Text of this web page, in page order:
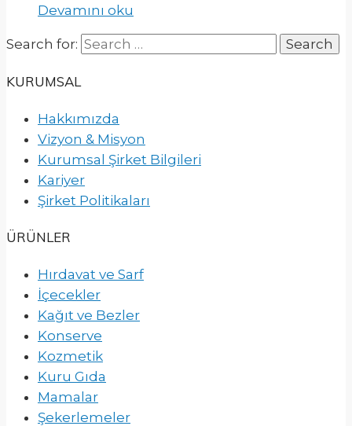
Devamını oku
Search for:
KURUMSAL
Hakkımızda
Vizyon & Misyon
Kurumsal Şirket Bilgileri
Kariyer
Şirket Politikaları
ÜRÜNLER
Hırdavat ve Sarf
İçecekler
Kağıt ve Bezler
Konserve
Kozmetik
Kuru Gıda
Mamalar
Şekerlemeler